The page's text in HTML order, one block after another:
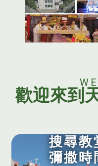
歡迎來到
搜尋教
彌撒時